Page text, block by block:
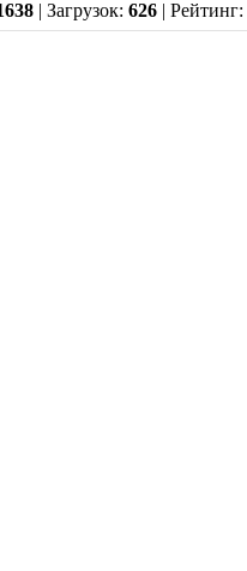
| Загрузок: 626 | Рейтинг: